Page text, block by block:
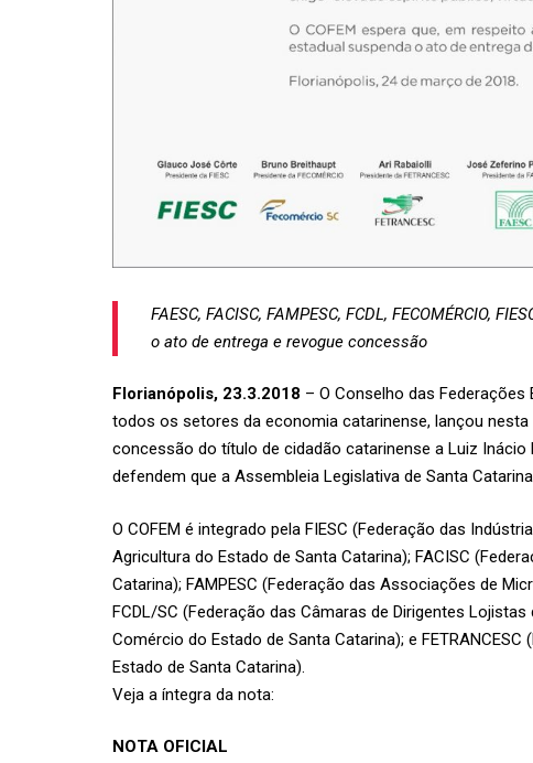
FAESC, FACISC, FAMPESC, FCDL, FECOMÉRCIO,
o ato de entrega e revogue concessão
Florianópolis, 23.3.2018 – O Conselho das Federações
todos os setores da economia catarinense, lançou
concessão do título de cidadão catarinense a Luiz Inácio
defendem que a Assembleia Legislativa de Santa
O COFEM é integrado pela FIESC (Federação das
Agricultura do Estado de Santa Catarina); FACISC
Catarina); FAMPESC (Federação das Associações de
FCDL/SC (Federação das Câmaras de Dirigentes Lojistas
Comércio do Estado de Santa Catarina); e
Estado de Santa Catarina).
Veja a íntegra da nota:
NOTA OFICIAL